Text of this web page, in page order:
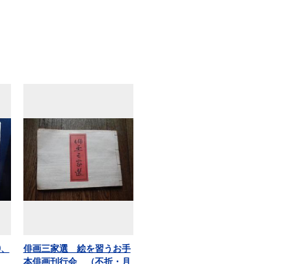
俳画三家選 絵を習うお手
本俳画刊行会 （不折・月